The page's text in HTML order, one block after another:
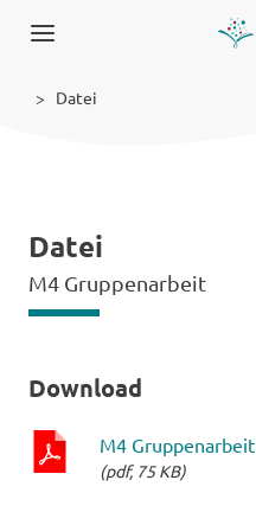
Datei
Datei
M4 Gruppenarbeit
Download
M4 Gruppenarbeit
(pdf, 75 KB)